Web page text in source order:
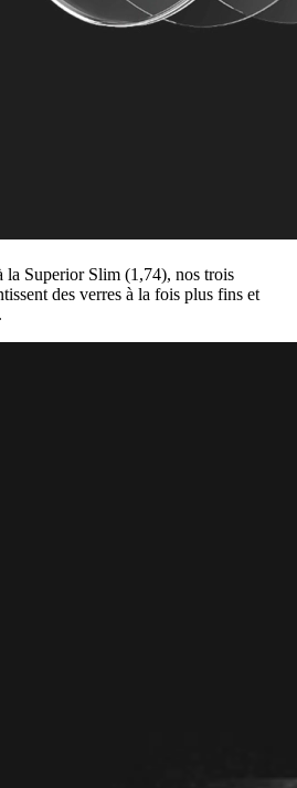
la Superior Slim (1,74), nos trois
des verres à la fois plus fins et